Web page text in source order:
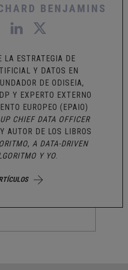
BENJAMINS
LA ESTRATEGIA DE
Y DATOS EN
DE ODISEIA,
Y EXPERTO EXTERNO
EUROPEO (EPAIO)
CHIEF DATA OFFICER
AUTOR DE LOS LIBROS
,A DATA-DRIVEN
Y YO.